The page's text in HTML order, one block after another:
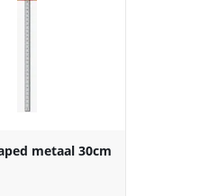
metaal 30cm